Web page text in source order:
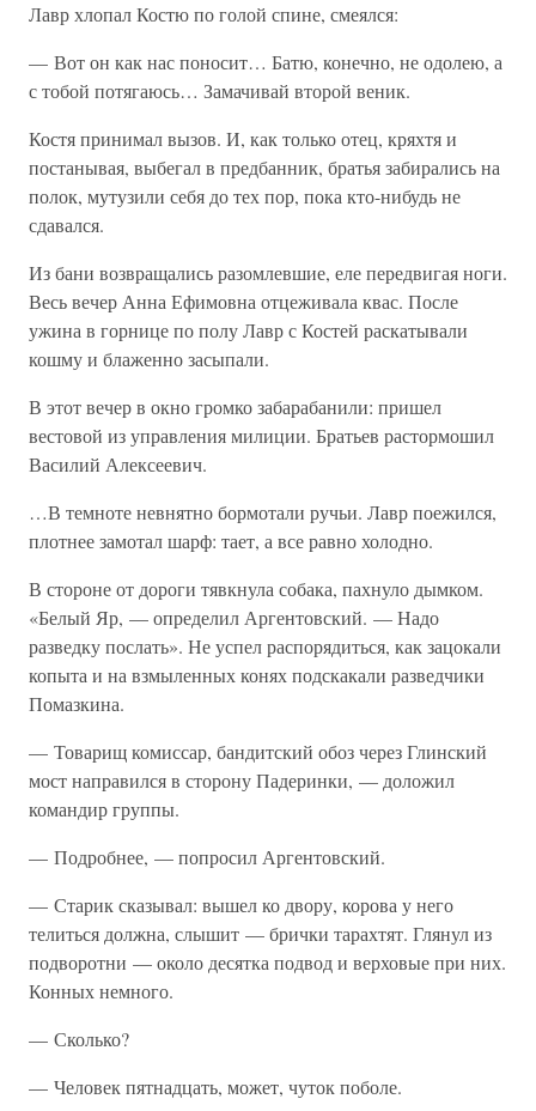
Лавр хлопал Костю по голой спине, смеялся:
— Вот он как нас поносит… Батю, конечно, не одолею, а
с тобой потягаюсь… Замачивай второй веник.
Костя принимал вызов. И, как только отец, кряхтя и
постанывая, выбегал в предбанник, братья забирались на
полок, мутузили себя до тех пор, пока кто-нибудь не
сдавался.
Из бани возвращались разомлевшие, еле передвигая ноги.
Весь вечер Анна Ефимовна отцеживала квас. После
ужина в горнице по полу Лавр с Костей раскатывали
кошму и блаженно засыпали.
В этот вечер в окно громко забарабанили: пришел
вестовой из управления милиции. Братьев растормошил
Василий Алексеевич.
…В темноте невнятно бормотали ручьи. Лавр поежился,
плотнее замотал шарф: тает, а все равно холодно.
В стороне от дороги тявкнула собака, пахнуло дымком.
«Белый Яр, — определил Аргентовский. — Надо
разведку послать». Не успел распорядиться, как зацокали
копыта и на взмыленных конях подскакали разведчики
Помазкина.
— Товарищ комиссар, бандитский обоз через Глинский
мост направился в сторону Падеринки, — доложил
командир группы.
— Подробнее, — попросил Аргентовский.
— Старик сказывал: вышел ко двору, корова у него
телиться должна, слышит — брички тарахтят. Глянул из
подворотни — около десятка подвод и верховые при них.
Конных немного.
— Сколько?
— Человек пятнадцать, может, чуток поболе.